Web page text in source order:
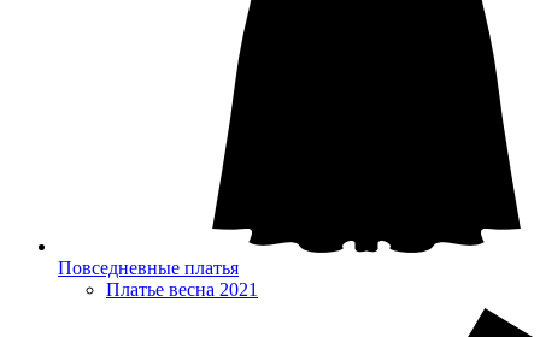
Повседневные платья
Платье весна 2021